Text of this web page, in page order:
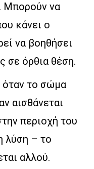
Μπορούν να
κάνει ο
να βοηθήσει
σε όρθια θέση.
όταν το σώμα
αισθάνεται
περιοχή του
λύση – το
αλλού.